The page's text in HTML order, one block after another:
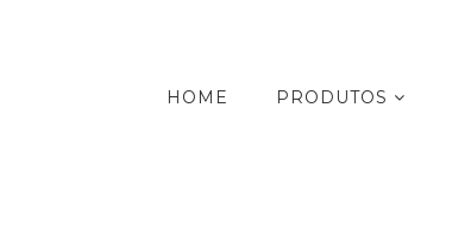
HOME PRODUTOS